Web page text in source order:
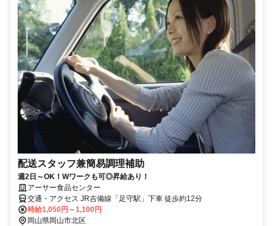
配送スタッフ兼簡易調理補助
週2日～OK！Wワークも可◎昇給あり！
アーサー食品センター
交通・アクセス JR吉備線「足守駅」下車 徒歩約12分
時給1,050円～1,100円
岡山県岡山市北区